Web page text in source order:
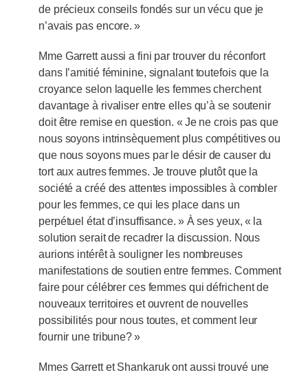
de précieux conseils fondés sur un vécu que je
n’avais pas encore. »
Mme Garrett aussi a fini par trouver du réconfort
dans l’amitié féminine, signalant toutefois que la
croyance selon laquelle les femmes cherchent
davantage à rivaliser entre elles qu’à se soutenir
doit être remise en question. « Je ne crois pas que
nous soyons intrinsèquement plus compétitives ou
que nous soyons mues par le désir de causer du
tort aux autres femmes. Je trouve plutôt que la
société a créé des attentes impossibles à combler
pour les femmes, ce qui les place dans un
perpétuel état d’insuffisance. » À ses yeux, « la
solution serait de recadrer la discussion. Nous
aurions intérêt à souligner les nombreuses
manifestations de soutien entre femmes. Comment
faire pour célébrer ces femmes qui défrichent de
nouveaux territoires et ouvrent de nouvelles
possibilités pour nous toutes, et comment leur
fournir une tribune? »
Mmes Garrett et Shankaruk ont aussi trouvé une